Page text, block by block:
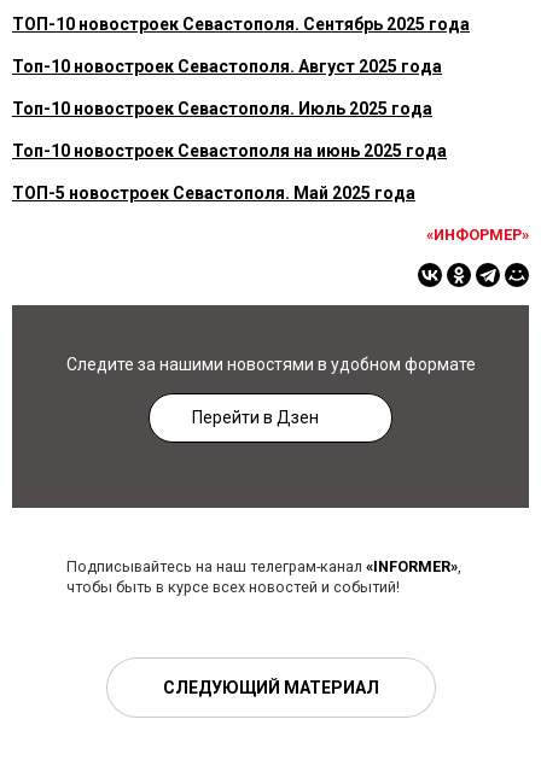
ТОП-10 новостроек Севастополя. Сентябрь 2025 года
Топ-10 новостроек Севастополя. Август 2025 года
Топ-10 новостроек Севастополя. Июль 2025 года
Топ-10 новостроек Севастополя на июнь 2025 года
ТОП-5 новостроек Севастополя. Май 2025 года
«ИНФОРМЕР»
Следите за нашими новостями в удобном формате
Перейти в Дзен
Подписывайтесь на наш телеграм-канал «INFORMER»,
чтобы быть в курсе всех новостей и событий!
СЛЕДУЮЩИЙ МАТЕРИАЛ